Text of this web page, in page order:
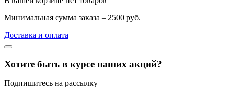
Минимальная сумма заказа – 2500 руб.
Доставка и оплата
Хотите быть в курсе наших акций?
Подпишитесь на рассылку